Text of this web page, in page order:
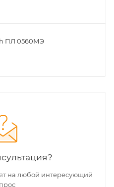
ПЛ 0560МЭ
на любой интересующий